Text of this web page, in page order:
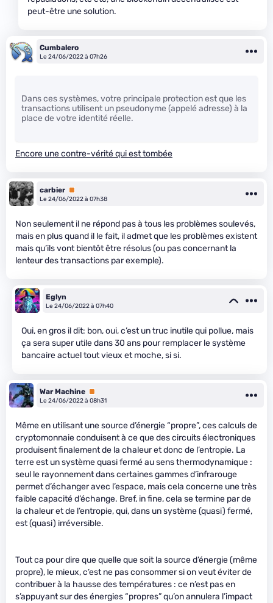
peut-être une solution.
Cumbalero
Le 24/06/2022 à 07h26
Dans ces systèmes, votre principale protection est que les
transactions utilisent un pseudonyme (appelé adresse) à la
place de votre identité réelle.
Encore une contre-vérité qui est tombée
carbier Premium
Le 24/06/2022 à 07h38
Non seulement il ne répond pas à tous les problèmes soulevés,
mais en plus quand il le fait, il admet que les problèmes existent
mais qu’ils vont bientôt être résolus (ou pas concernant la
lenteur des transactions par exemple).
Eglyn
Le 24/06/2022 à 07h40
Oui, en gros il dit: bon, oui, c’est un truc inutile qui pollue, mais
ça sera super utile dans 30 ans pour remplacer le système
bancaire actuel tout vieux et moche, si si.
War Machine Premium
Le 24/06/2022 à 08h31
Même en utilisant une source d’énergie “propre”, ces calculs de
cryptomonnaie conduisent à ce que des circuits électroniques
produisent finalement de la chaleur et donc de l’entropie. La
terre est un système quasi fermé au sens thermodynamique :
seul le rayonnement dans certaines gammes d’infrarouge
permet d’échanger avec l’espace, mais cela concerne une très
faible capacité d’échange. Bref, in fine, cela se termine par de
la chaleur et de l’entropie, qui, dans un système (quasi) fermé,
est (quasi) irréversible.
Tout ca pour dire que quelle que soit la source d’énergie (même
propre), le mieux, c’est ne pas consommer si on veut éviter de
contribuer à la hausse des températures : ce n’est pas en
s’appuyant sur des énergies “propres” qu’on annulera l’impact